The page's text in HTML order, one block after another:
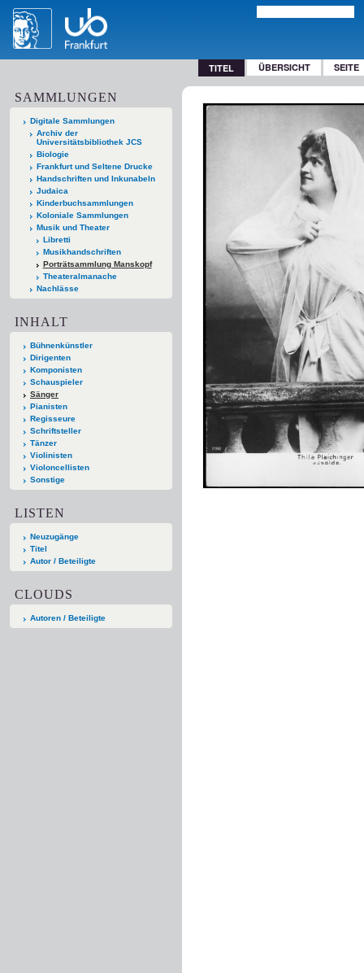
TITEL ÜBERSICHT SEITE
SAMMLUNGEN
Digitale Sammlungen
Archiv der
Universitätsbibliothek JCS
Biologie
Frankfurt und Seltene Drucke
Handschriften und Inkunabeln
Judaica
Kinderbuchsammlungen
Koloniale Sammlungen
Musik und Theater
Libretti
Musikhandschriften
Porträtsammlung Manskopf
Theateralmanache
Nachlässe
INHALT
Bühnenkünstler
Dirigenten
Komponisten
Schauspieler
Sänger
Pianisten
Regisseure
Schriftsteller
Tänzer
Violinisten
Violoncellisten
Sonstige
LISTEN
Neuzugänge
Titel
Autor / Beteiligte
CLOUDS
Autoren / Beteiligte